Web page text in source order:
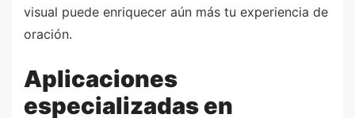
visual puede enriquecer aún más tu experiencia de
oración.
Aplicaciones
especializadas en